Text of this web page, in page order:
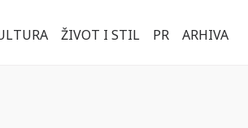
ŽIVOT I STIL PR ARHIVA